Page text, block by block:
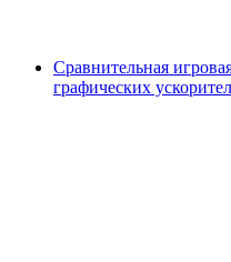
Сравнительная
графических